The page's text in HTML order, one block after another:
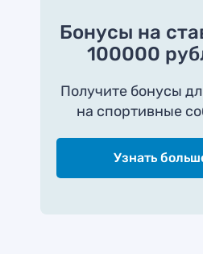
Бонусы на
100000
Получите бонусы
на спортивные
Узнать